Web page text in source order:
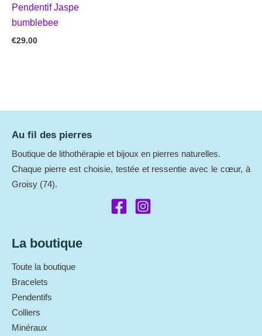
Pendentif Jaspe
bumblebee
€29.00
Au fil des pierres
Boutique de lithothérapie et bijoux en pierres naturelles.
Chaque pierre est choisie, testée et ressentie avec le cœur, à
Groisy (74).
La boutique
Toute la boutique
Bracelets
Pendentifs
Colliers
Minéraux